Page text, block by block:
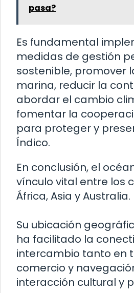
pasa?
Es fundamental
medidas de gestión
sostenible, promover
marina, reducir la
abordar el cambio
fomentar la
para proteger y
Índico.
En conclusión, el
vínculo vital entre los
África, Asia y Australia.
Su ubicación
ha facilitado la
intercambio tanto en
comercio y
interacción cultural y